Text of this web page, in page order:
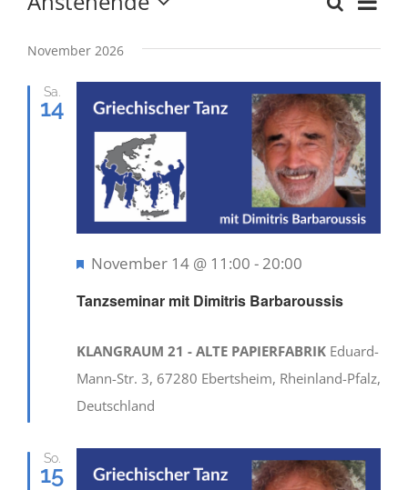
Newsletter
Kulturnetz
Suche
und
Suche
Liste
wählen.
November 2026
Sa.
14
Tanzseminar mit Dimitris Barbaroussis
Hervorgehoben
November 14 @ 11:00 - 20:00
KLANGRAUM 21 - ALTE PAPIERFABRIK Eduard-
Mann-Str. 3, 67280 Ebertsheim, Rheinland-Pfalz,
Deutschland
So.
15